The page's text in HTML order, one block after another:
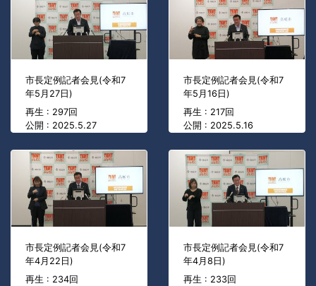
市長定例記者会見(令和7
年5月27日)
再生 : 297回
公開 : 2025.5.27
市長定例記者会見(令和7
年5月16日)
再生 : 217回
公開 : 2025.5.16
市長定例記者会見(令和7
年4月22日)
再生 : 234回
市長定例記者会見(令和7
年4月8日)
再生 : 233回